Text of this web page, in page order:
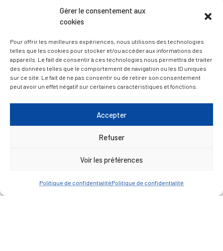
Gérer le consentement aux
cookies
Pour offrir les meilleures expériences, nous utilisons des technologies
telles que les cookies pour stocker et/ou accéder aux informations des
appareils. Le fait de consentir à ces technologies nous permettra de traiter
des données telles que le comportement de navigation ou les ID uniques
sur ce site. Le fait de ne pas consentir ou de retirer son consentement
peut avoir un effet négatif sur certaines caractéristiques et fonctions.
Accepter
Refuser
Voir les préférences
Politique de confidentialitéPolitique de confidentialité
ACCÈS RAPIDE
Annuaire des associations
Urbanisme
Espace agent
— Faire une recherche
A FEUILLETER !